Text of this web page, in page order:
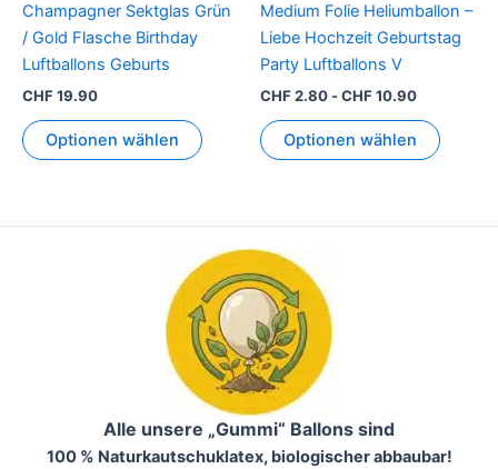
Champagner Sektglas Grün
/ Gold Flasche Birthday
Luftballons Geburts
CHF19.90
Optionen wählen
Medium Folie Heliumballon –
Liebe Hochzeit Geburtstag
Party Luftballons V
CHF2.80 -CHF10.90
Optionen wählen
Alle unsere „Gummi“ Ballons sind
100 % Naturkautschuklatex, biologischer abbaubar!